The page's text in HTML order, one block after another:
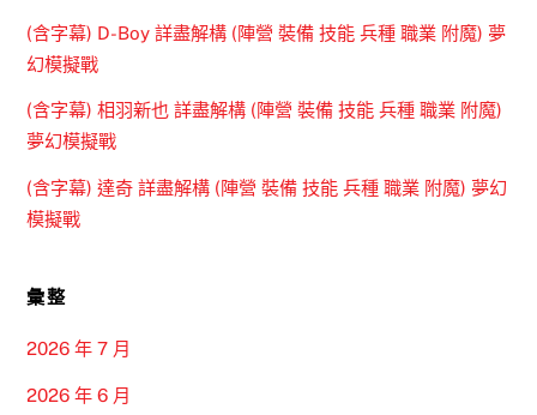
(含字幕) D-Boy 詳盡解構 (陣營 裝備 技能 兵種 職業 附魔) 夢
幻模擬戰
(含字幕) 相羽新也 詳盡解構 (陣營 裝備 技能 兵種 職業 附魔)
夢幻模擬戰
(含字幕) 達奇 詳盡解構 (陣營 裝備 技能 兵種 職業 附魔) 夢幻
模擬戰
彙整
2026 年 7 月
2026 年 6 月